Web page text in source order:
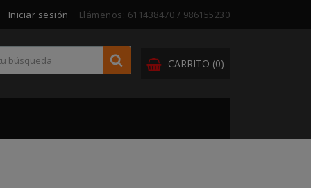
Iniciar sesión Llámenos: 611438470 / 986155230
CARRITO (0)